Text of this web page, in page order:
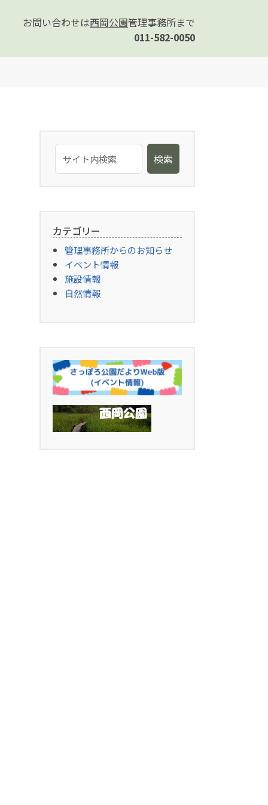
お問い合わせは西岡公園管理事務所まで
011-582-0050
検索
カテゴリー
管理事務所からのお知らせ
イベント情報
施設情報
自然情報